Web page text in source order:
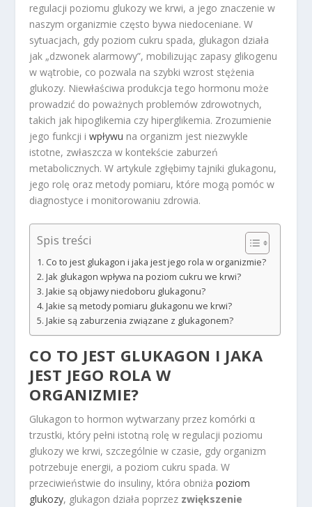
regulacji poziomu glukozy we krwi, a jego znaczenie w
naszym organizmie często bywa niedoceniane. W
sytuacjach, gdy poziom cukru spada, glukagon działa
jak „dzwonek alarmowy”, mobilizując zapasy glikogenu
w wątrobie, co pozwala na szybki wzrost stężenia
glukozy. Niewłaściwa produkcja tego hormonu może
prowadzić do poważnych problemów zdrowotnych,
takich jak hipoglikemia czy hiperglikemia. Zrozumienie
jego funkcji iwpływu na organizm jest niezwykle
istotne, zwłaszcza w kontekście zaburzeń
metabolicznych. W artykule zgłębimy tajniki glukagonu,
jego rolę oraz metody pomiaru, które mogą pomóc w
diagnostyce i monitorowaniu zdrowia.
Spis treści
Co to jest glukagon i jaka jest jego rola w organizmie?
Jak glukagon wpływa na poziom cukru we krwi?
Jakie są objawy niedoboru glukagonu?
Jakie są metody pomiaru glukagonu we krwi?
Jakie są zaburzenia związane z glukagonem?
CO TO JEST GLUKAGON I JAKA
JEST JEGO ROLA W
ORGANIZMIE?
Glukagon to hormon wytwarzany przez komórki α
trzustki, który pełni istotną rolę w regulacji poziomu
glukozy we krwi, szczególnie w czasie, gdy organizm
potrzebuje energii, a poziom cukru spada. W
przeciwieństwie do insuliny, która obniżapoziom
glukozy, glukagon działa poprzez zwiększenie